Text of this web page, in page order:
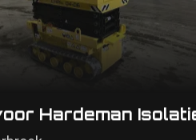
Hardeman Isolatie